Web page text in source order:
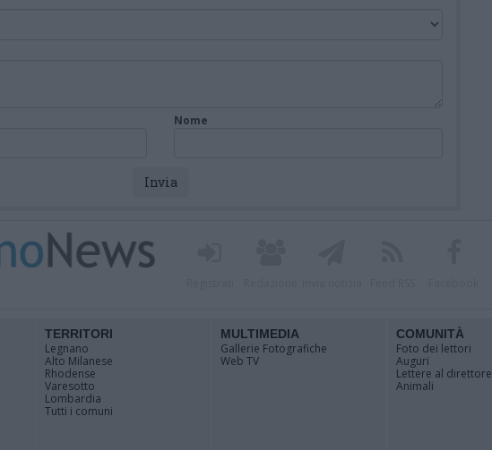
Nome
TERRITORI
Legnano
Alto Milanese
Rhodense
Varesotto
Lombardia
Tutti i comuni
MULTIMEDIA
Gallerie Fotografiche
Web TV
COMUNITÀ
Foto dei lettori
Auguri
Lettere al direttore
Animali